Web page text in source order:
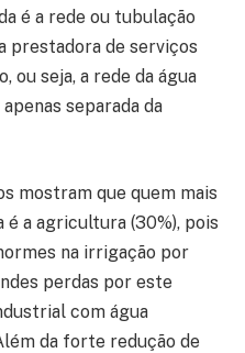
é a rede ou tubulação
prestadora de serviços
ou seja, a rede da água
separada da
mostram que quem mais
é a agricultura (30%), pois
na irrigação por
perdas por este
com água
da forte redução de